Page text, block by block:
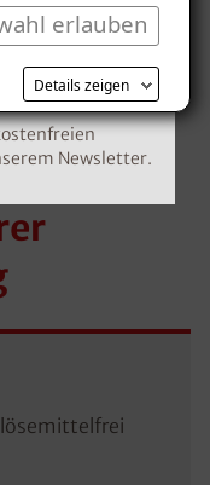
erlauben
Details zeigen
des
Newsletter.